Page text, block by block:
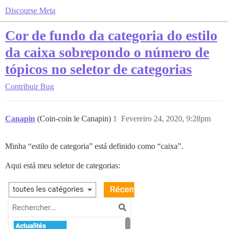
Discourse Meta
Cor de fundo da categoria do estilo
da caixa sobrepondo o número de
tópicos no seletor de categorias
Contribuir Bug
Canapin (Coin-coin le Canapin) Fevereiro 24, 2020, 9:28pm
1
Minha “estilo de categoria” está definido como “caixa”.
Aqui está meu seletor de categorias: